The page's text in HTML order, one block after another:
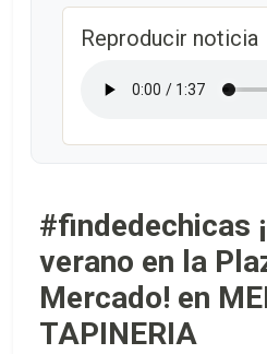
Reproducir noticia
#findedechicas
verano en la
Mercado! en
TAPINERIA